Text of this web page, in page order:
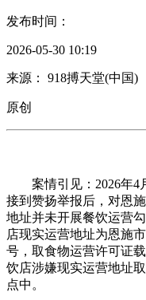
发布时间：
2026-05-30 10:19
来源： 918搏天堂(中国)
原创
案情引见：2026年4
接到赞扬举报后，对恩
地址并未开展餐饮运营
店现实运营地址为恩施
号，取食物运营许可证
饮店涉嫌现实运营地址
点中。